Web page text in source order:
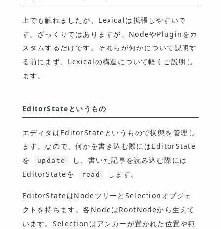
上でも触れましたが、Lexicalは拡張しやすいで
す。ざっくりではありますが、NodeやPluginをカ
スタムするだけです。それらが何かについて説明す
る前にまず、Lexicalの構造について軽くご説明し
ます。
EditorStateというもの
エディタはEditorState というもので状態を管理し
ます。なので、何かを書き込む際にはEditorState
を
update
し、書いた記事を読み込む際には
EditorStateを
read します。
EditorStateはNodeツリーと Selection オブジェ
クトを持ちます。各NodeはRootNodeから生えて
います。Selectionはアンカーが置かれた位置や範